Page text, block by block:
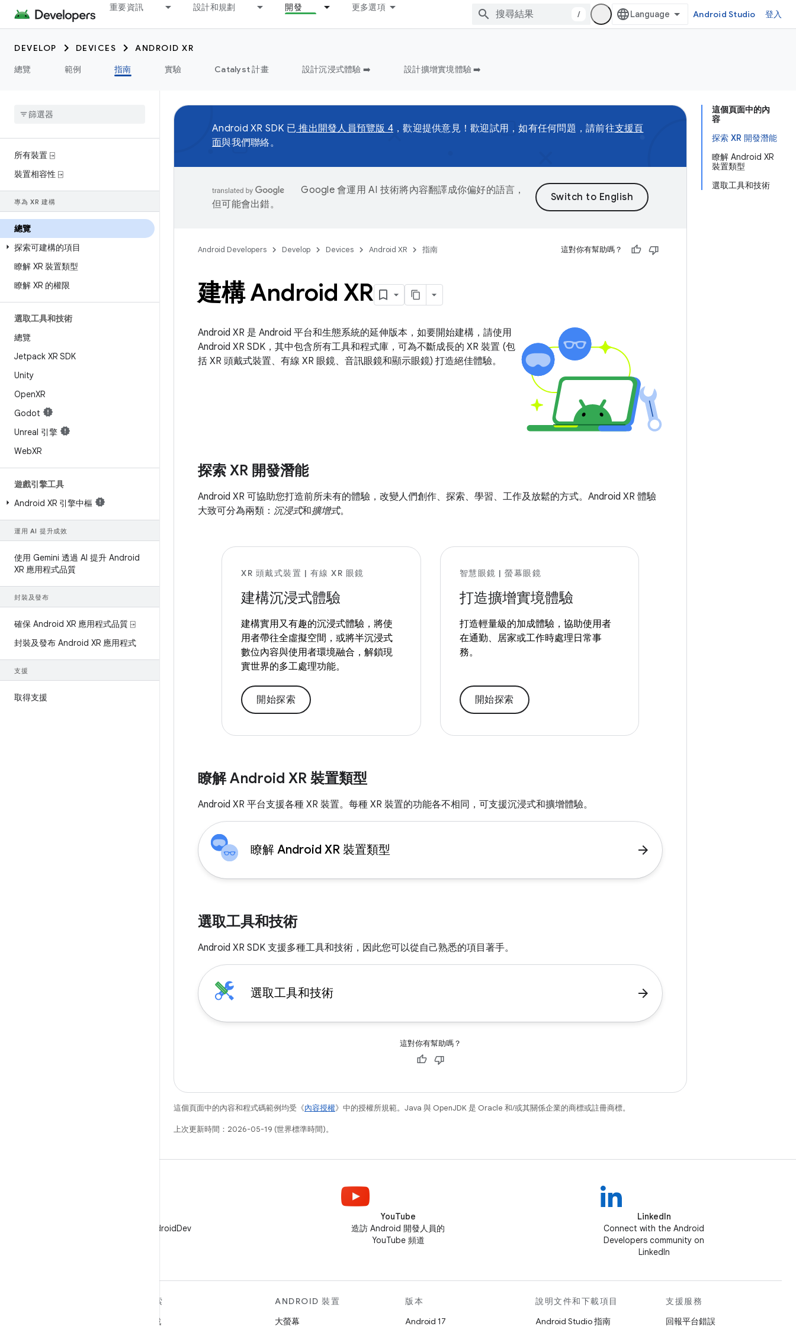
重要資訊 設計和規劃 開發 更多選項
/ Android Studio 登入
DEVELOP DEVICES
ANDROID XR
總覽
範例 指南 實驗 Catalyst 計畫 設計沉浸式體驗 ➡️ 設計擴增實境體驗 ➡️
所有裝置 ⍈
裝置相容性 ⍈
專為 XR 建構
總覽
探索可建構的項目
瞭解 XR 裝置類型
瞭解 XR 的權限
選取工具和技術
總覽
Jetpack XR SDK
Unity
OpenXR
Godot
Unreal 引擎
WebXR
遊戲引擎工具
Android XR 引擎中樞
運用 AI 提升成效
使用 Gemini 透過 AI 提升 Android
XR 應用程式品質
封裝及發布
確保 Android XR 應用程式品質 ⍈
封裝及發布 Android XR 應用程式
支援
取得支援
這個頁面中的內
容
探索 XR 開發潛能
瞭解 Android XR
裝置類型
選取工具和技術
Android XR SDK 已 推出開發人員預覽版 4 ，歡迎提供意見！歡迎試用，如有任何問題，請前往支援頁
面與我們聯絡。
Google 會運用 AI 技術將內容翻譯成你偏好的語言，
但可能會出錯。
Android Developers Develop Devices Android XR 指南 這對你有幫助嗎？
建構 Android XR
Android XR 是 Android 平台和生態系統的延伸版本，如要開始建構，請使用
Android XR SDK，其中包含所有工具和程式庫，可為不斷成長的 XR 裝置 (包
括 XR 頭戴式裝置、有線 XR 眼鏡、音訊眼鏡和顯示眼鏡) 打造絕佳體驗。
探索 XR 開發潛能
Android XR 可協助您打造前所未有的體驗，改變人們創作、探索、學習、工作及放鬆的方式。Android XR 體驗
大致可分為兩類： 沉浸式和擴增式。
XR 頭戴式裝置 | 有線 XR 眼鏡
建構沉浸式體驗
建構實用又有趣的沉浸式體驗，將使
用者帶往全虛擬空間，或將半沉浸式
數位內容與使用者環境融合，解鎖現
實世界的多工處理功能。
開始探索
智慧眼鏡 | 螢幕眼鏡
打造擴增實境體驗
打造輕量級的加成體驗，協助使用者
在通勤、居家或工作時處理日常事
務。
開始探索
瞭解 Android XR 裝置類型
Android XR 平台支援各種 XR 裝置。每種 XR 裝置的功能各不相同，可支援沉浸式和擴增體驗。
瞭解 Android XR 裝置類型 arrow_forward
選取工具和技術
Android XR SDK 支援多種工具和技術，因此您可以從自己熟悉的項目著手。
選取工具和技術 arrow_forward
這對你有幫助嗎？
這個頁面中的內容和程式碼範例均受《內容授權》中的授權所規範。Java 與 OpenJDK 是 Oracle 和/或其關係企業的商標或註冊商標。
上次更新時間：2026-05-19 (世界標準時間)。
在 X 中追蹤 @AndroidDev
YouTube
造訪 Android 開發人員的
YouTube 頻道
LinkedIn
Connect with the Android
Developers community on
LinkedIn
探索
遊戲
ANDROID 裝置
大螢幕
版本
Android 17
說明文件和下載項目
Android Studio 指南
支援服務
回報平台錯誤